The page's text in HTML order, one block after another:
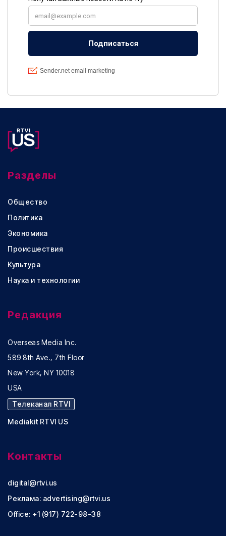
Разделы
Общество
Политика
Экономика
Происшествия
Культура
Наука и технологии
Редакция
Overseas Media Inc.
589 8th Ave., 7th Floor
New York, NY 10018
USA
Телеканал RTVI
Mediakit RTVI US
Контакты
digital@rtvi.us
Реклама: advertising@rtvi.us
Office: +1 (917) 722-98-38